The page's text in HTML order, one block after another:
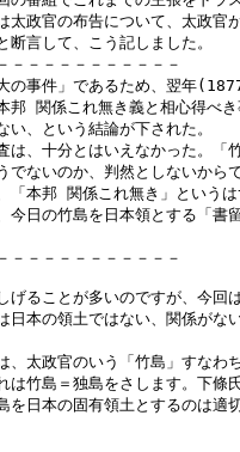
太政官の布告について、太政官
言して、こう記しました。
－－－－－－－－
事件」であるため、翌年
邦 関係これ無き義と相心得べ
い、という結論が下された。
、十分とはいえなかった。「
でないのか、判然としないから
「本邦 関係これ無き」という
今日の竹島を日本領とする「書
－－－－－－－－
ることが多いのですが、今回
日本の領土ではない、関係がな
太政官のいう「竹島」すなわ
は竹島＝独島をさします。下條
を日本の固有領土とするのは適